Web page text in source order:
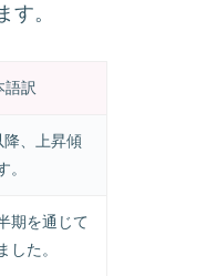
す。
語訳
、上昇傾
。
期を通じて
した。